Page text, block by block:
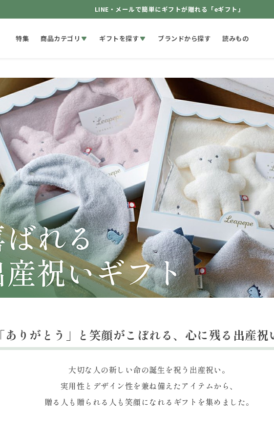
LINE・メールで簡単にギフトが贈れる「eギフト」
特集 商品カテゴリ ギフトを探す ブランドから探す 読みもの
「ありがとう」と笑顔がこぼれる、 心に残る出産祝
大切な人の新しい命の誕生を祝う出産祝い。
実用性とデザイン性を兼ね備えたアイテムから、
贈る人も贈られる人も笑顔になれるギフトを集めました。